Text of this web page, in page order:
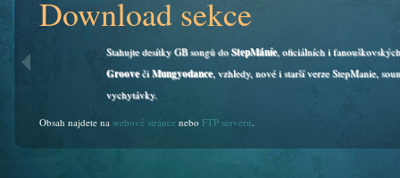
Download sekce
Stahujte desítky GB songů doStepMáníe, oficiálních i
Grooveči Mungyodance, vzhledy, nové i starší verze StepManie,
vychytávky.
Obsah najdete na webové stránce nebo FTP serveru.